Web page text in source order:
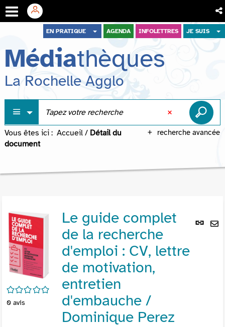
menu
contenu
recherche
EN PRATIQUE AGENDA INFOLETTRES JE SUIS
Médiathèques
La Rochelle Agglo
recherche avancée
Vous êtes ici : Accueil / Détail du
document
Lien
/5
0 avis
Le guide complet
de la recherche
d'emploi : CV, lettre
de motivation,
entretien
d'embauche /
Dominique Perez